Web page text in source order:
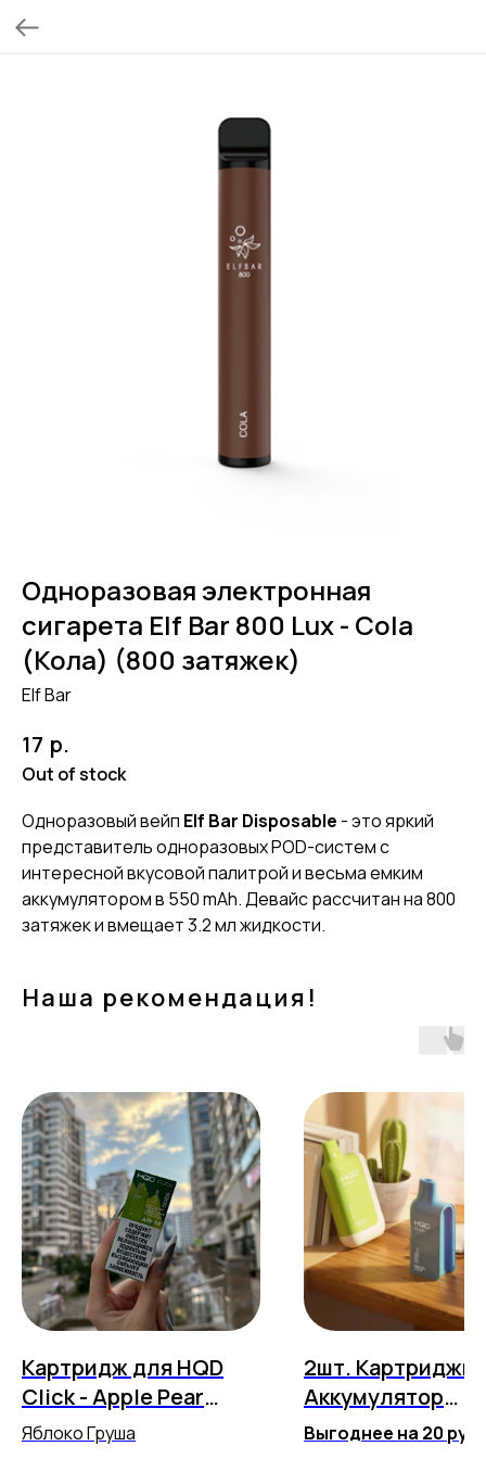
Одноразовая электронная
сигарета Elf Bar 800 Lux - Cola
(Кола) (800 затяжек)
Elf Bar
17 р.
Out of stock
Одноразовый вейп Elf Bar Disposable - это яркий
представитель одноразовых POD-систем с
интересной вкусовой палитрой и весьма емким
аккумулятором в 550 mAh. Девайс рассчитан на 800
затяжек и вмещает 3.2 мл жидкости.
Наша рекомендация!
Картридж для HQD
Click - Apple Pear
(5500 затяжек)
Яблоко Груша
2шт. Картриджи
Аккумулятор
(Стартовый
Выгоднее на 20